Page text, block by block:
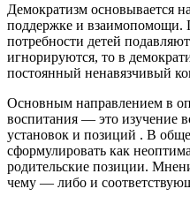
Демократизм основывается
поддержке и взаимопомощи.
потребности детей
игнорируются, то в
постоянный ненавязчивый
Основным направлением в
воспитания — это изучение
установок и позиций . В
сформулировать как
родительские позиции.
чему — либо и